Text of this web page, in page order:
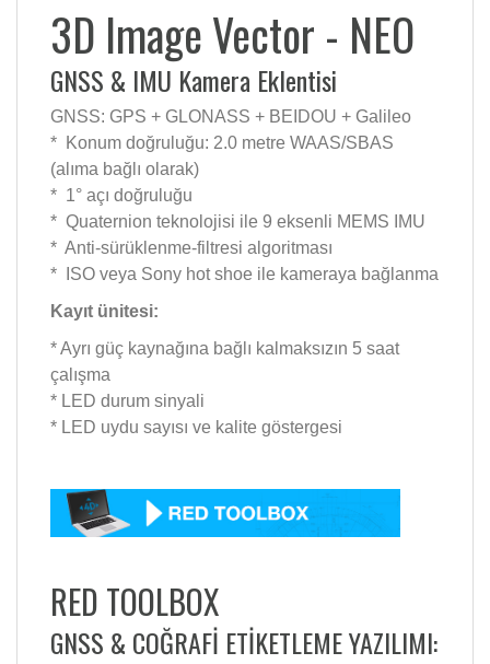
3D Image Vector - NEO
GNSS & IMU Kamera Eklentisi
GNSS: GPS + GLONASS + BEIDOU + Galileo
* Konum doğruluğu: 2.0 metre WAAS/SBAS
(alıma bağlı olarak)
* 1° açı doğruluğu
* Quaternion teknolojisi ile 9 eksenli MEMS IMU
* Anti-sürüklenme-filtresi algoritması
* ISO veya Sony hot shoe ile kameraya bağlanma
Kayıt ünitesi:
* Ayrı güç kaynağına bağlı kalmaksızın 5 saat
çalışma
* LED durum sinyali
* LED uydu sayısı ve kalite göstergesi
RED TOOLBOX
GNSS & COĞRAFİ ETİKETLEME YAZILIMI: